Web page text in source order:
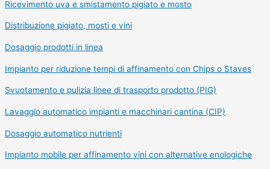
Ricevimento uva e smistamento pigiato e mosto
Distribuzione pigiato, mosti e vini
Dosaggio prodotti in linea
Impianto per riduzione tempi di affinamento con Chips o Staves
Svuotamento e pulizia linee di trasporto prodotto (PIG)
Lavaggio automatico impianti e macchinari cantina (CIP)
Dosaggio automatico nutrienti
Impianto mobile per affinamento vini con alternative enologiche